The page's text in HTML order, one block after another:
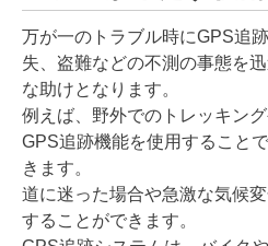
万が一のトラブル時にGPS追
失、盗難などの不測の事態を
な助けとなります。
例えば、野外でのトレッキン
GPS追跡機能を使用すること
きます。
道に迷った場合や急激な気候
することができます。